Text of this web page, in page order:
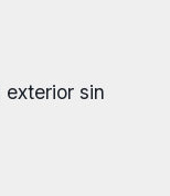
sin